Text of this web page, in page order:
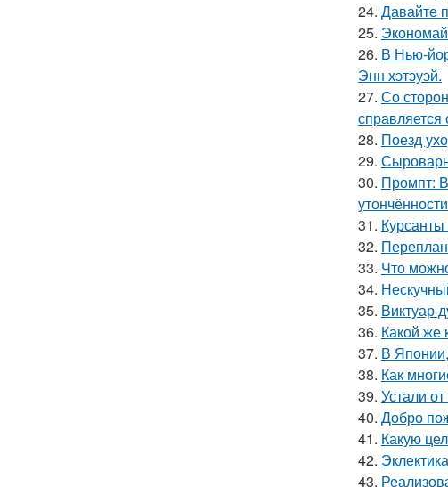
24. Давайте
25.
26. В Нью-
Энн хэтэуэй.
27. Со
справляется
28. Поезд
29.
30. Промпт:
31.
32.
33. Что
34.
35. Виктуар
36. Какой же
37. В
38. Как
39. Устали
40. Добро
41. Какую
42.
43.